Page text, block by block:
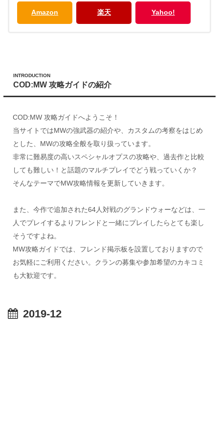
Amazon 楽天 Yahoo!
INTRODUCTION
COD:MW 攻略ガイドの紹介
COD:MW 攻略ガイドへようこそ！
当サイトではMWの強武器の紹介や、カスタムの考察をはじめ
とした、MWの攻略全般を取り扱っています。
非常に難易度の高いスペシャルオプスの攻略や、過去作と比較
しても難しい！と話題のマルチプレイでどう戦っていくか？
そんなテーマでMW攻略情報を更新していきます。
また、今作で追加された64人対戦のグランドウォーなどは、一
人でプレイするよりフレンドと一緒にプレイしたらとても楽し
そうですよね。
MW攻略ガイドでは、フレンド掲示板を設置しておりますので
お気軽にご利用ください。クランの募集や参加希望のカキコミ
も大歓迎です。
2019-12